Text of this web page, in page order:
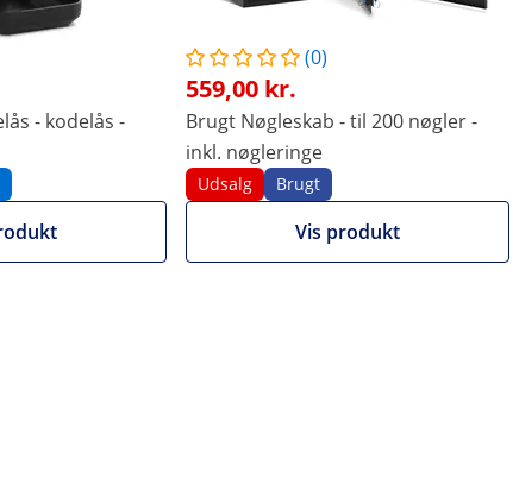
- kodelås -
(0)
559,00 kr.
Brugt Nøgleskab - til 200 nøgler -
inkl. nøgleringe
Udsalg Brugt
Vis produkt
skilt hvorpå man kan skrive tekst. Takket være
ekstranøgle. Således kan nøgleboksen beskyttes
Tilbehør til montering medfølger. Nøgleskabet er
sig også for